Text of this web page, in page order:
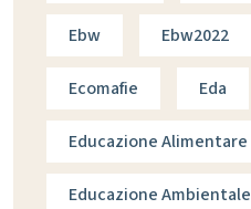
Ebw Ebw2022
Ecomafie Eda
Educazione Alimentare
Educazione Ambientale